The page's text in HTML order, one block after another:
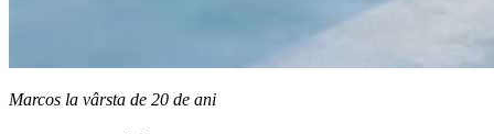
Marcos la vârsta de 20 de ani